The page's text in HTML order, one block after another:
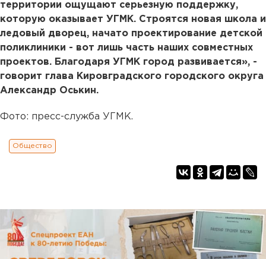
территории ощущают серьезную поддержку,
которую оказывает УГМК. Строятся новая школа и
ледовый дворец, начато проектирование детской
поликлиники - вот лишь часть наших совместных
проектов. Благодаря УГМК город развивается», -
говорит глава Кировградского городского округа
Александр Оськин.
Фото: пресс-служба УГМК.
Общество